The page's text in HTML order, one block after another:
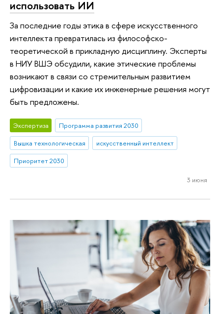
использовать ИИ
За последние годы этика в сфере искусственного
интеллекта превратилась из философско-
теоретической в прикладную дисциплину. Эксперты
в НИУ ВШЭ обсудили, какие этические проблемы
возникают в связи со стремительным развитием
цифровизации и какие их инженерные решения могут
быть предложены.
Экспертиза
Программа развития 2030
Вышка технологическая
искусственный интеллект
Приоритет 2030
3 июня